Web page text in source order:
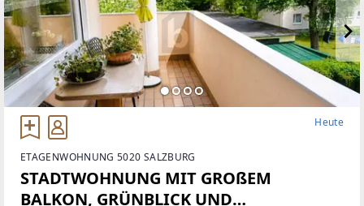
Heute
ETAGENWOHNUNG 5020 SALZBURG
STADTWOHNUNG MIT GROßEM
BALKON, GRÜNBLICK UND